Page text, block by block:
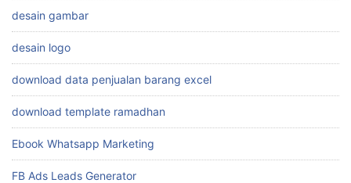
desain gambar
desain logo
download data penjualan barang excel
download template ramadhan
Ebook Whatsapp Marketing
FB Ads Leads Generator